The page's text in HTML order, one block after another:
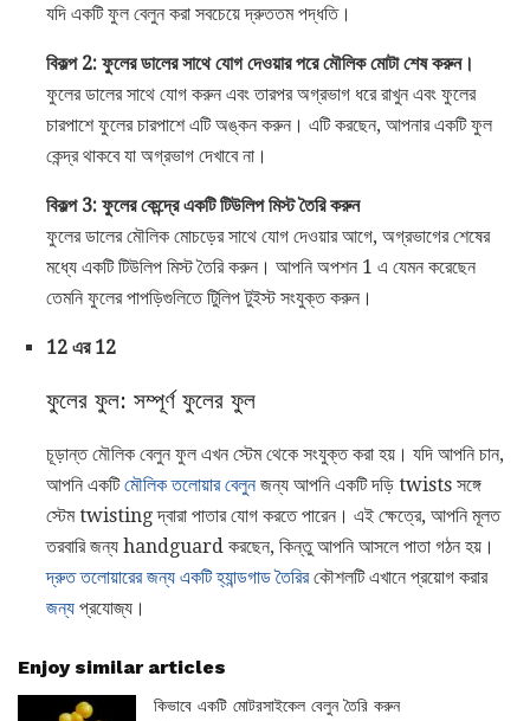
যদি একটি ফুল বেলুন করা সবচেয়ে দ্রুততম পদ্ধতি।
বিকল্প 2: ফুলের ডালের সাথে যোগ দেওয়ার পরে মৌলিক মোটা শেষ করুন।
ফুলের ডালের সাথে যোগ করুন এবং তারপর অগ্রভাগ ধরে রাখুন এবং ফুলের
চারপাশে ফুলের চারপাশে এটি অঙ্কন করুন। এটি করছেন, আপনার একটি ফুল
কেন্দ্র থাকবে যা অগ্রভাগ দেখাবে না।
বিকল্প 3: ফুলের কেন্দ্রে একটি টিউলিপ মিস্ট তৈরি করুন
ফুলের ডালের মৌলিক মোচড়ের সাথে যোগ দেওয়ার আগে, অগ্রভাগের শেষের
মধ্যে একটি টিউলিপ মিস্ট তৈরি করুন। আপনি অপশন 1 এ যেমন করেছেন
তেমনি ফুলের পাপড়িগুলিতে টিুলিপ টুইস্ট সংযুক্ত করুন।
12 এর 12
ফুলের ফুল: সম্পূর্ণ ফুলের ফুল
চূড়ান্ত মৌলিক বেলুন ফুল এখন স্টেম থেকে সংযুক্ত করা হয়। যদি আপনি চান,
আপনি একটিমৌলিক তলোয়ার বেলুনজন্য আপনি একটি দড়ি twists সঙ্গে
স্টেম twisting দ্বারা পাতার যোগ করতে পারেন। এই ক্ষেত্রে, আপনি মূলত
তরবারি জন্য handguard করছেন, কিন্তু আপনি আসলে পাতা গঠন হয়।
দ্রুত তলোয়ারের জন্য একটি হ্যান্ডগাড তৈরিরকৌশলটি এখানে প্রয়োগ করার
জন্য প্রযোজ্য।
Enjoy similar articles
কিভাবে একটি মোটরসাইকেল বেলুন তৈরি করুন